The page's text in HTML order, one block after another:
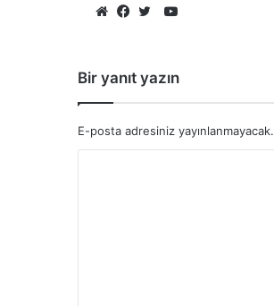
YouTube
Bir yanıt yazın
E-posta adresiniz yayınlanmayacak.